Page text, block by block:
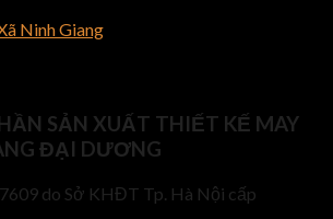
Ninh Giang
SẢN XUẤT THIẾT KẾ MAY
ĐẠI DƯƠNG
do Sở KHĐT Tp. Hà Nội cấp